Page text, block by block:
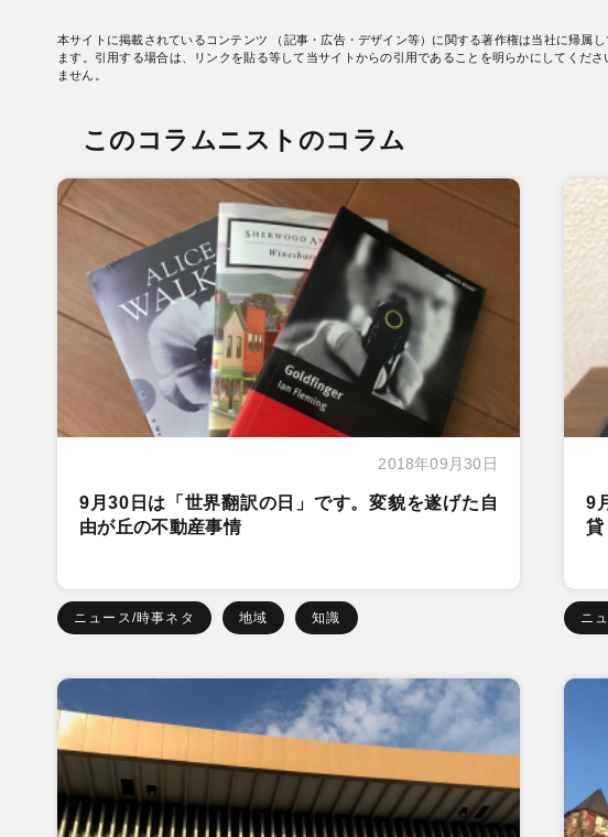
本サイトに掲載されているコンテンツ （記事・広告・デザイン等）に関する著作権は当社に帰属
ます。引用する場合は、リンクを貼る等して当サイトからの引用であることを明らかにしてくだ
ません。
このコラムニストのコラム
2018年09月30日
9月30日は「世界翻訳の日」です。変貌を遂げた自
由が丘の不動産事情
ニュース/時事ネタ 地域 知識
9
貸
ニ